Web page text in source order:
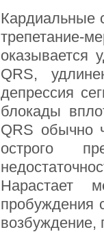
Кардиальные
оказывается
QRS,
депрессия
блокады
QRS обычно
острого
Нарастает
пробуждения
возбуждение,